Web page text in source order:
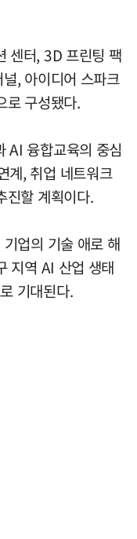
센터, 3D 프린팅 팩
, 아이디어 스파크
로 구성됐다.
AI 융합교육의 중심
계, 취업 네트워크
진할 계획이다.
업의 기술 애로 해
지역 AI 산업 생태
기대된다.